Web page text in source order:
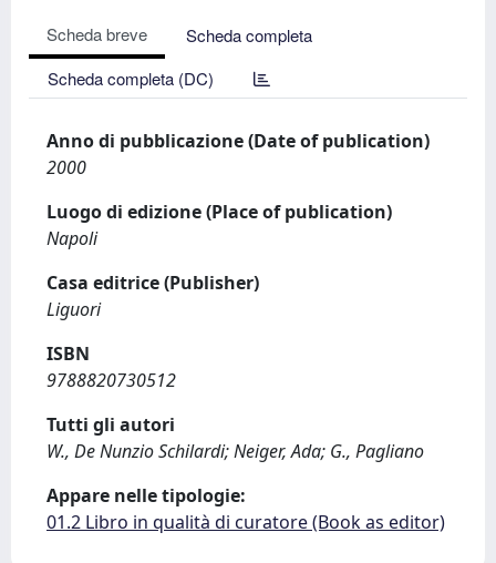
Scheda breve
Scheda completa
Scheda completa (DC)
Anno di pubblicazione (Date of publication)
2000
Luogo di edizione (Place of publication)
Napoli
Casa editrice (Publisher)
Liguori
ISBN
9788820730512
Tutti gli autori
W., De Nunzio Schilardi; Neiger, Ada; G., Pagliano
Appare nelle tipologie:
01.2 Libro in qualità di curatore (Book as editor)